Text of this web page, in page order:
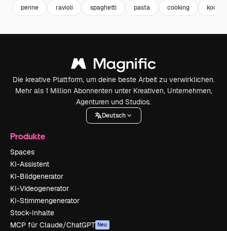
penne ravioli spaghetti pasta cooking kochen
Die kreative Plattform, um deine beste Arbeit zu verwirklichen.
Mehr als 1 Million Abonnenten unter Kreativen, Unternehmen,
Agenturen und Studios.
Deutsch
Produkte
Spaces
KI-Assistent
KI-Bildgenerator
KI-Videogenerator
KI-Stimmengenerator
Stock-Inhalte
MCP für Claude/ChatGPT Neu